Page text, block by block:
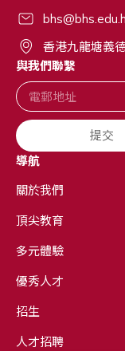
香港九龍塘義
與我們聯繫
提交
導航
關於我們
頂尖教育
多元體驗
優秀人才
招生
人才招聘